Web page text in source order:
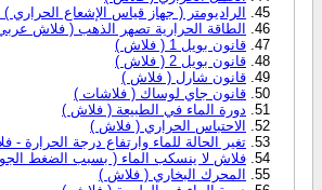
الراديومتر ( جهاز قياس الإشعاع الحراري
الطاقة الحرارية تصهر الذهب ( فلاش
قانون بويل 1 ( فلاش )
قانون بويل 2 ( فلاش )
قانون شارل ( فلاش )
قانون جاي لوساك ( فلاشات )
دورة الماء في الطبيعة ( فلاش )
الاحتباس الحراري ( فلاش )
تغير الحالة للماء وارتفاع درجة الحرارة -
فلاش لا ينسكب الماء ( بسبب الضغط
المحرك البخاري ( فلاش )